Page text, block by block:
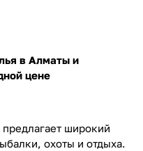
в Алматы и
цене
предлагает широкий
охоты и отдыха.